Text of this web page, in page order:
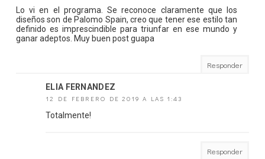
Lo vi en el programa. Se reconoce claramente que los
diseños son de Palomo Spain, creo que tener ese estilo tan
definido es imprescindible para triunfar en ese mundo y
ganar adeptos. Muy buen post guapa
Responder
ELIA FERNANDEZ
12 DE FEBRERO DE 2019 A LAS 1:43
Totalmente!
Responder